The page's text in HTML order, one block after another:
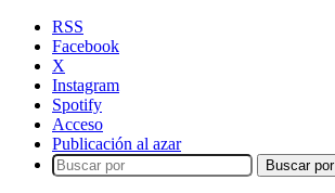
RSS
Facebook
X
Instagram
Spotify
Acceso
Publicación al azar
Buscar por